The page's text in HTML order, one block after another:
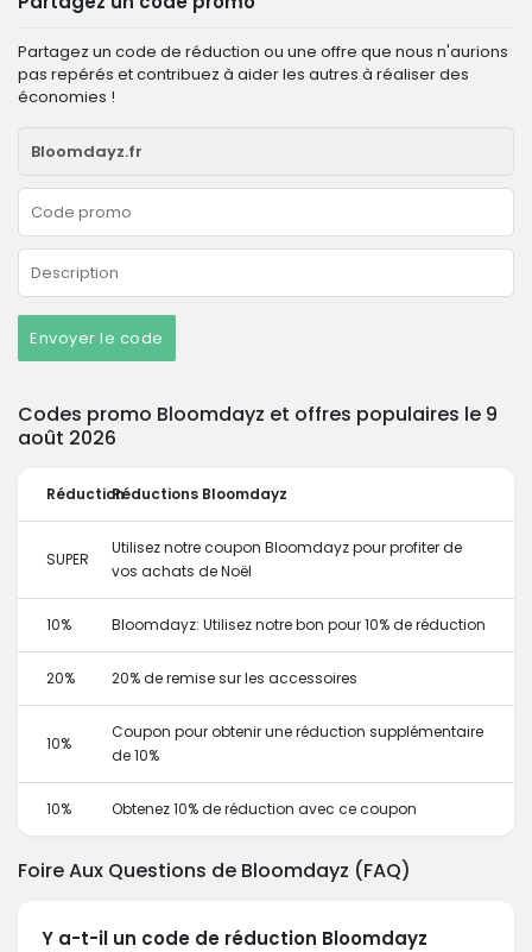
Partagez un code de réduction ou une offre que nous n'aurions
pas repérés et contribuez à aider les autres à réaliser des
économies !
Envoyer le code
Codes promo Bloomdayz et offres populaires le 9
août 2026
RéductionRéductions Bloomdayz
SUPER
Utilisez notre coupon Bloomdayz pour profiter de
vos achats de Noël
10% Bloomdayz: Utilisez notre bon pour 10% de réduction
20% 20% de remise sur les accessoires
10%
Coupon pour obtenir une réduction supplémentaire
de 10%
10% Obtenez 10% de réduction avec ce coupon
Foire Aux Questions de Bloomdayz (FAQ)
Y a-t-il un code de réduction Bloomdayz